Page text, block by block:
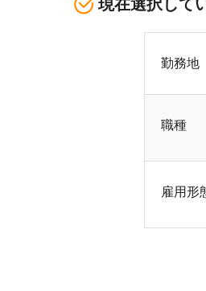
現在選択して
勤務地
職種
雇用形